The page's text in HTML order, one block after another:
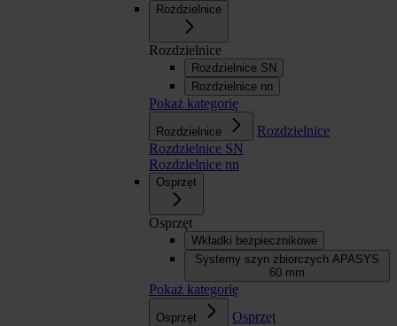
Rozdzielnice
Rozdzielnice
Rozdzielnice SN
Rozdzielnice nn
Pokaż kategorię
Rozdzielnice
Rozdzielnice
Rozdzielnice SN
Rozdzielnice nn
Osprzęt
Osprzęt
Wkładki bezpiecznikowe
Systemy szyn zbiorczych APASYS
60 mm
Pokaż kategorię
Osprzęt
Osprzęt